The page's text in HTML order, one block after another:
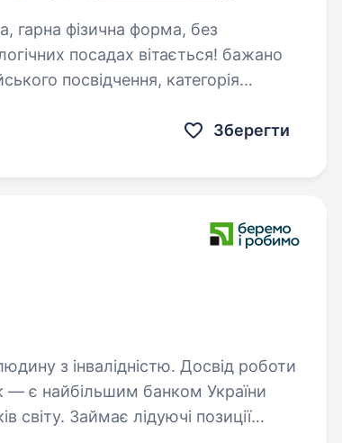
посвідчення, категорія
Зберегти
з інвалідністю. Досвід роботи
світу. Займає лідуючі позиції